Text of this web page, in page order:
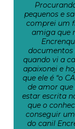
pequenos e
comprei um
amiga que
documentos
quando vi a
apaixonei e
que ele é “o
de amor que
estar escrita
que o
conseguir
do canil